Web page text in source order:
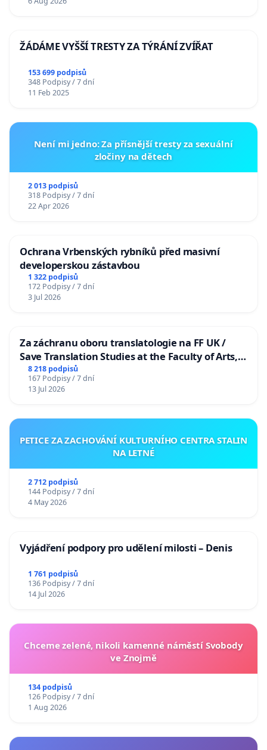
ŽÁDÁME VYŠŠÍ TRESTY ZA TÝRÁNÍ ZVÍŘAT
153 699 podpisů
348 Podpisy / 7 dní
11 Feb 2025
Není mi jedno: Za přísnější tresty za sexuální
zločiny na dětech
2 013 podpisů
318 Podpisy / 7 dní
22 Apr 2026
Ochrana Vrbenských rybníků před masivní
developerskou zástavbou
1 322 podpisů
172 Podpisy / 7 dní
3 Jul 2026
Za záchranu oboru translatologie na FF UK /
Save Translation Studies at the Faculty of Arts,
Charles University
8 218 podpisů
167 Podpisy / 7 dní
13 Jul 2026
PETICE ZA ZACHOVÁNÍ KULTURNÍHO CENTRA STALIN
NA LETNÉ
2 712 podpisů
144 Podpisy / 7 dní
4 May 2026
Vyjádření podpory pro udělení milosti – Denis
1 761 podpisů
136 Podpisy / 7 dní
14 Jul 2026
Chceme zelené, nikoli kamenné náměstí Svobody
ve Znojmě
134 podpisů
126 Podpisy / 7 dní
1 Aug 2026